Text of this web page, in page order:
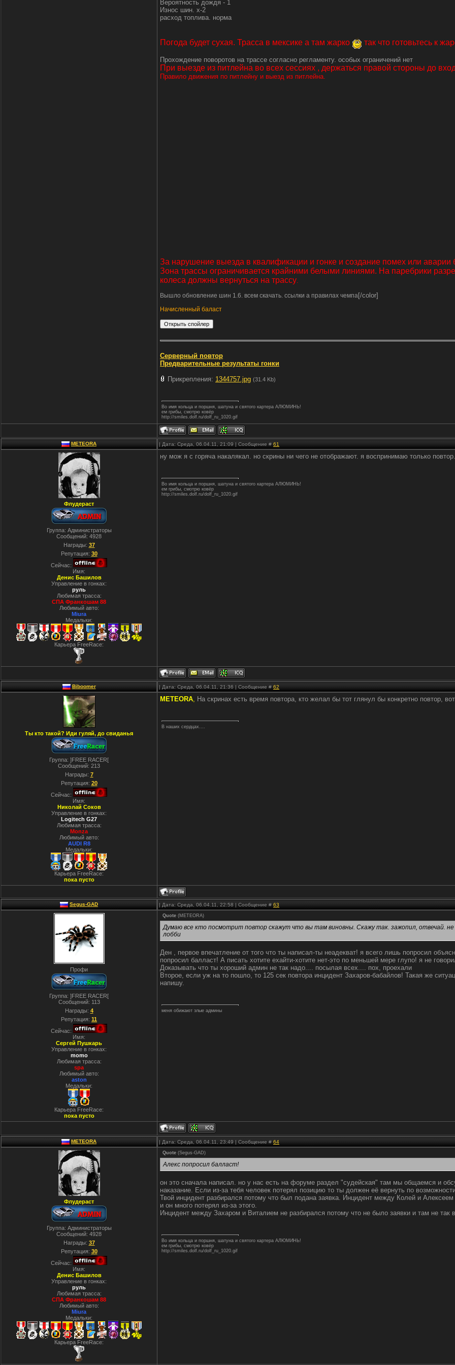
Вероятность дождя - 1
Износ шин. х-2
расход топлива. норма
Погода будет сухая. Трасса в мексике а там жарко так что готовьтесь к
Прохождение поворотов на трассе согласно регламенту. особых ограничений нет
При выезде из питлейна во всех сессиях , держаться правой стороны до
Правило движения по питлейну и выезд из питлейна.
За нарушение выезда в квалификации и гонке и создание помех или аварии
Зона трассы ограничивается крайними белыми линиями. На паребрики
колеса должны вернуться на трассу.
Вышло обновление шин 1.6. всем скачать. ссылки а правилах чемпа[/color]
Начисленный баласт
Серверный повтор
Предварительные результаты гонки
Прикрепления: 1344757.jpg (31.4 Kb)
Во имя кольца и поршня, шатуна и святого картера АЛЮМИНЬ!
ем грибы, смотрю ковёр
http://smiles.dolf.ru/dolf_ru_1020.gif
METEORA | Дата: Среда, 06.04.11, 21:09 | Сообщение # 61
Флудераст
Группа: Администраторы
Сообщений: 4928
Награды: 37
Репутация: 30
Сейчас:
Имя:
Денис Башилов
Управление в гонках:
руль
Любимая трасса:
СПА Франкошам 88
Любимый авто:
Miura
Медальки:
Карьера FreeRace:
ну мож я с горяча накалякал. но скрины ни чего не отображают. я воспринимаю только
Во имя кольца и поршня, шатуна и святого картера АЛЮМИНЬ!
ем грибы, смотрю ковёр
http://smiles.dolf.ru/dolf_ru_1020.gif
Biboomer | Дата: Среда, 06.04.11, 21:36 | Сообщение # 62
Ты кто такой? Иди гуляй, до свиданья
Группа: ]FREE RACER[
Сообщений: 213
Награды: 7
Репутация: 20
Сейчас:
Имя:
Николай Соков
Управление в гонках:
Logitech G27
Любимая трасса:
Monza
Любимый авто:
AUDI R8
Медальки:
Карьера FreeRace:
пока пусто
METEORA, На скринах есть время повтора, кто желал бы тот глянул бы конкретно повтор,
В наших сердцах....
Segus-GAD | Дата: Среда, 06.04.11, 22:58 | Сообщение # 63
Профи
Группа: ]FREE RACER[
Сообщений: 113
Награды: 4
Репутация: 11
Сейчас:
Имя:
Cергей Пушкарь
Управление в гонках:
momo
Любимая трасса:
spa
Любимый авто:
aston
Медальки:
Карьера FreeRace:
пока пусто
Quote (METEORA)
Думаю все кто посмотрит повтор скажут что вы там виновны. Скажу так. зажопил, отвечай.
лобби
Ден , первое впечатление от того что ты написал-ты неадекват! я всего лишь попросил
попросил балласт! А писать хотите ехайти-хотите нет-это по меньшей мере глупо! я не
Доказывать что ты хороший админ не так надо.... посылая всех.... пох, проехали
Второе, если уж на то пошло, то 125 сек повтора инцидент Захаров-бабайлов! Такая же
напишу.
меня обижают злые админы
METEORA | Дата: Среда, 06.04.11, 23:49 | Сообщение # 64
Флудераст
Группа: Администраторы
Сообщений: 4928
Награды: 37
Репутация: 30
Сейчас:
Имя:
Денис Башилов
Управление в гонках:
руль
Любимая трасса:
СПА Франкошам 88
Любимый авто:
Miura
Медальки:
Карьера FreeRace:
Quote (Segus-GAD)
Алекс попросил балласт!
он это сначала написал. но у нас есть на форуме раздел "судейская" там мы общаемся и
наказание. Если из-за тебя человек потерял позицию то ты должен её вернуть по
Твой инцидент разбирался потому что был подана заявка. Инцидент между Колей и
и он много потерял из-за этого.
Инцидент между Захаром и Виталием не разбирался потому что не было заявки и там не
Во имя кольца и поршня, шатуна и святого картера АЛЮМИНЬ!
ем грибы, смотрю ковёр
http://smiles.dolf.ru/dolf_ru_1020.gif